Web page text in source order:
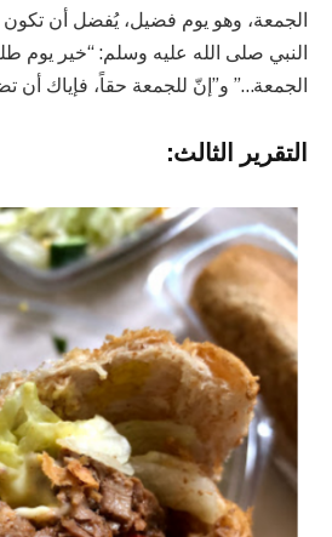
الجمعة، وهو يوم فضيل، يُفضل أن تكون
النبي صلى الله عليه وسلم: “خير يوم
الجمعة…” و”إنّ للجمعة حقاً، فإياك أن
التقرير الثالث: